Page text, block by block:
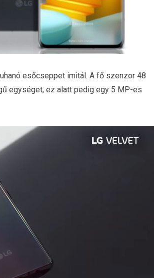
esőcseppet imitál. A fő szenzor 48
egységet, ez alatt pedig egy 5 MP-es